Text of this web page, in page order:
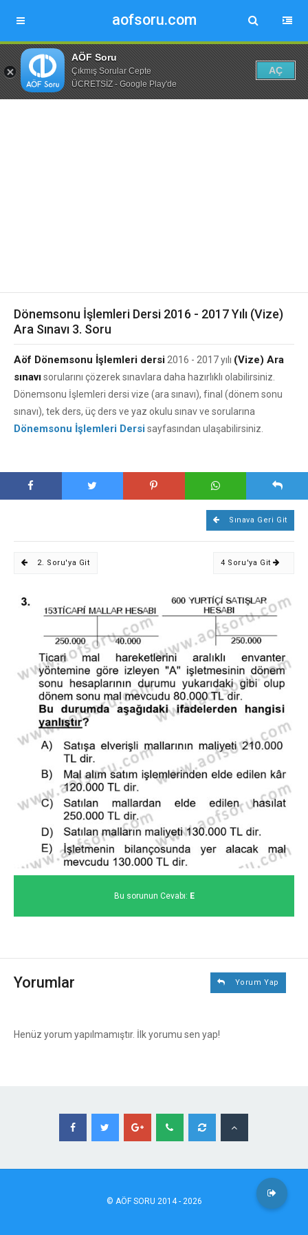
aofsoru.com
AÖF Soru
Çıkmış Sorular Cepte
ÜCRETSİZ - Google Play'de
AÇ
Dönemsonu İşlemleri Dersi 2016 - 2017 Yılı (Vize)
Ara Sınavı 3. Soru
Aöf Dönemsonu İşlemleri dersi 2016 - 2017 yılı (Vize) Ara
sınavısorularını çözerek sınavlara daha hazırlıklı olabilirsiniz.
Dönemsonu İşlemleri dersi vize (ara sınavı), final (dönem sonu
sınavı), tek ders, üç ders ve yaz okulu sınav ve sorularına
Dönemsonu İşlemleri Dersisayfasından ulaşabilirsiniz.
Sınava Geri Git
2. Soru'ya Git 4 Soru'ya Git
Bu sorunun Cevabı: E
Yorumlar Yorum Yap
Henüz yorum yapılmamıştır. İlk yorumu sen yap!
© AÖFSORU 2014 - 2026